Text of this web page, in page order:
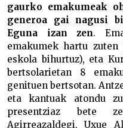
gaurko emakumeak
generoa gai nagusi
Eguna izan zen.
emakumek hartu zuten
eskola bihurtuz), eta
bertsolarietan 8
genituen bertsotan.
eta kantuak atondu
presentziaz bete
Agirreazaldegi, Uxue